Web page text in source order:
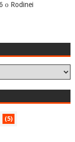
ο Rodinei
(5)